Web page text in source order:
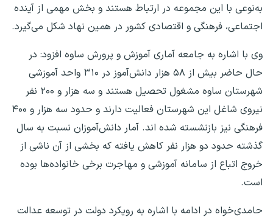
به‌نوعی با این مجموعه در ارتباط هستند و بخش مهمی از آینده
اجتماعی، فرهنگی و اقتصادی کشور در همین نهاد شکل می‌گیرد.
وی با اشاره به جامعه آماری آموزش و پرورش ساوه افزود: در
حال حاضر بیش از ۵۸ هزار دانش‌آموز در ۳۱۰ واحد آموزشی
شهرستان ساوه مشغول تحصیل هستند و سه هزار و ۲۰۰ نفر
نیروی شاغل این شهرستان فعالیت دارند و حدود سه هزار و ۴۰۰
فرهنگی نیز بازنشسته شده اند. آمار دانش‌آموزان نسبت به سال
گذشته حدود دو هزار نفر کاهش یافته که بخشی از آن ناشی از
خروج اتباع از سامانه آموزشی و مهاجرت برخی خانواده‌ها بوده
است.
حامدی‌خواه در ادامه با اشاره به رویکرد دولت در توسعه عدالت